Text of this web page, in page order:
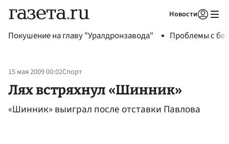
Новости
Покушение на главу "Уралдронзавода" Проблемы с
15 мая 2009 00:02Спорт
Лях встряхнул «Шинник»
«Шинник» выиграл после отставки Павлова